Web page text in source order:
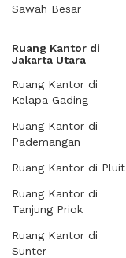
Sawah Besar
Ruang Kantor di
Jakarta Utara
Ruang Kantor di
Kelapa Gading
Ruang Kantor di
Pademangan
Ruang Kantor di Pluit
Ruang Kantor di
Tanjung Priok
Ruang Kantor di
Sunter